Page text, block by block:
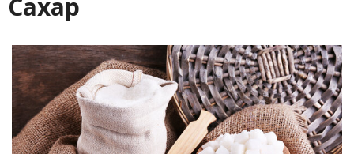
Кинематограф
Домашние животные
Семья и дети
Путешествия
Строительство
Сахар